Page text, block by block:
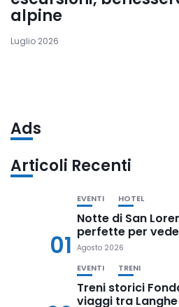
alpine
Luglio 2026
Ads
Articoli Recenti
01
EVENTI HOTEL
Notte di San
perfette per
Agosto 2026
EVENTI TRENI
Treni storici
viaggi tra